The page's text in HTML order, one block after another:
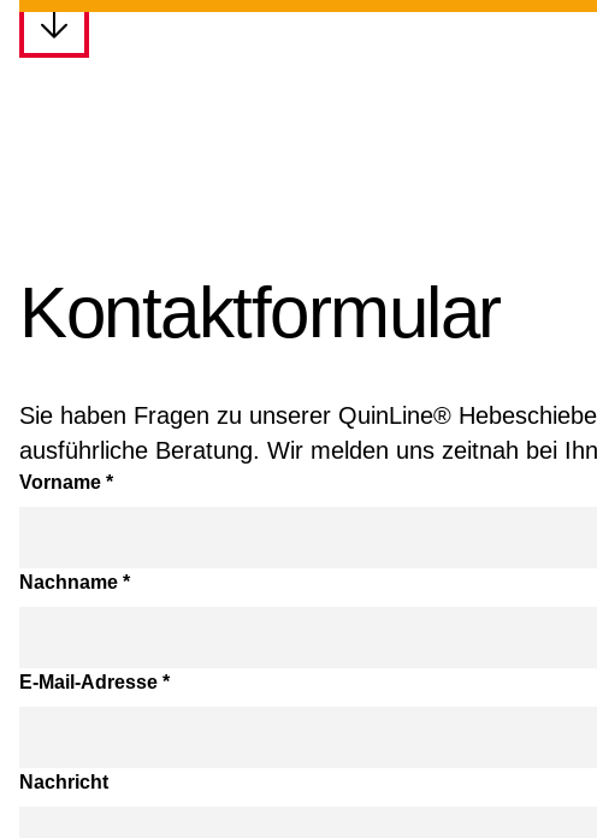
Kontaktformular
Sie haben Fragen zu unserer QuinLine®
ausführliche Beratung. Wir melden uns zeitnah bei
Vorname *
Nachname *
E-Mail-Adresse *
Nachricht